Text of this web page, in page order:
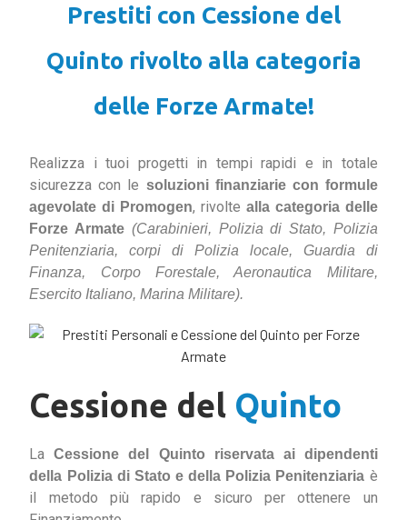
Prestiti con Cessione del
Quinto rivolto alla categoria
delle Forze Armate!
Realizza i tuoi progetti in tempi rapidi e in totale
sicurezza con le soluzioni finanziarie con formule
agevolate di Promogen, rivolte alla categoria delle
Forze Armate (Carabinieri, Polizia di Stato, Polizia
Penitenziaria, corpi di Polizia locale, Guardia di
Finanza, Corpo Forestale, Aeronautica Militare,
Esercito Italiano, Marina Militare).
Cessione del Quinto
LaCessione del Quinto riservata ai dipendenti
della Polizia di Stato e della Polizia Penitenziaria è
il metodo più rapido e sicuro per ottenere un